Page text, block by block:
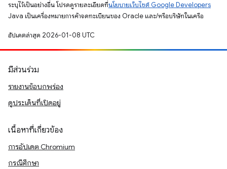
ระบุไว้เป็นอย่างอื่น โปรดดูรายละเอียดที่นโยบายเว็บไซต์ Google Developers
Java เป็นเครื่องหมายการค้าจดทะเบียนของ Oracle และ/หรือบริษัทในเครือ
อัปเดตล่าสุด 2026-01-08 UTC
มีส่วนร่วม
รายงานข้อบกพร่อง
ดูประเด็นที่เปิดอยู่
เนื้อหาที่เกี่ยวข้อง
การอัปเดต Chromium
กรณีศึกษา